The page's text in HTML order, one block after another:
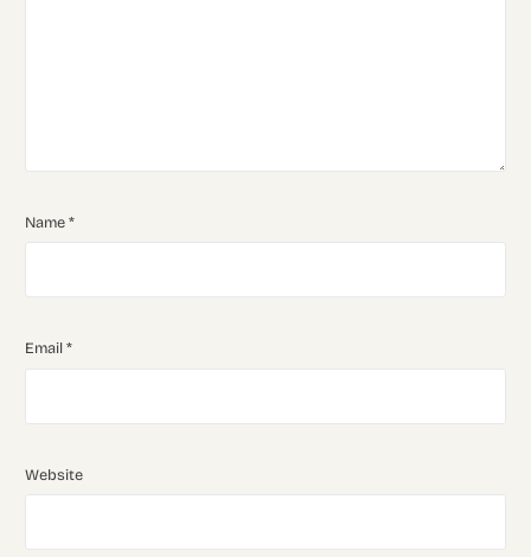
Name*
Email*
Website